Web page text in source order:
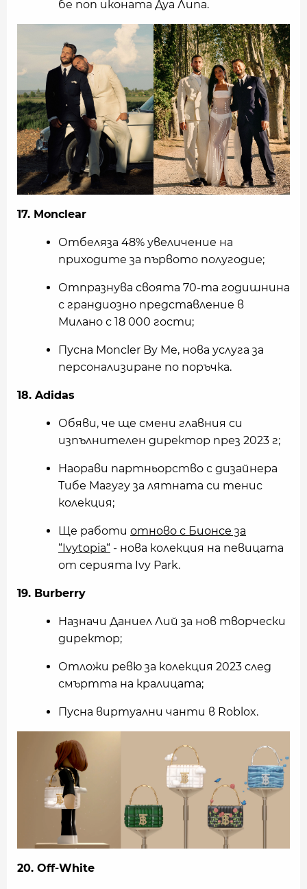
бе поп иконата Дуа Липа.
17. Monclear
Отбеляза 48% увеличение на
приходите за първото полугодие;
Отпразнува своята 70-та годишнина
с грандиозно представление в
Милано с 18 000 гости;
Пусна Moncler By Me, нова услуга за
персонализиране по поръчка.
18. Adidas
Обяви, че ще смени главния си
изпълнителен директор през 2023 г;
Наорави партньорство с дизайнера
Тибе Магугу за лятната си тенис
колекция;
Ще работи отново с Бионсе за
“Ivytopia“ - нова колекция на певицата
от серията Ivy Park.
19. Burberry
Назначи Даниел Лий за нов творчески
директор;
Отложи ревю за колекция 2023 след
смъртта на кралицата;
Пусна виртуални чанти в Roblox.
20. Off-White